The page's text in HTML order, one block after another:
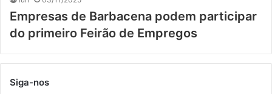
Empresas de Barbacena podem participar
do primeiro Feirão de Empregos
Siga-nos